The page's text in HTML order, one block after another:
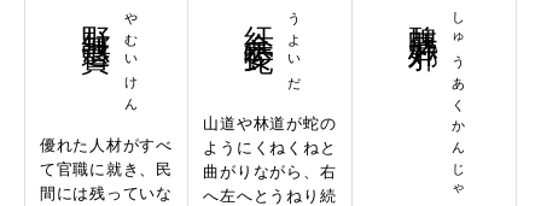
やむいけん
優れた人材がすべ
て官職に就き、民
間には残っていな
うよいだ
山道や林道が蛇の
ようにくねくねと
曲がりながら、右
へ左へとうねり続
しゅうあくかんじゃ